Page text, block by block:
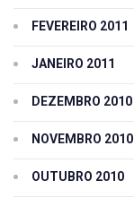
FEVEREIRO 2011
JANEIRO 2011
DEZEMBRO 2010
NOVEMBRO 2010
OUTUBRO 2010